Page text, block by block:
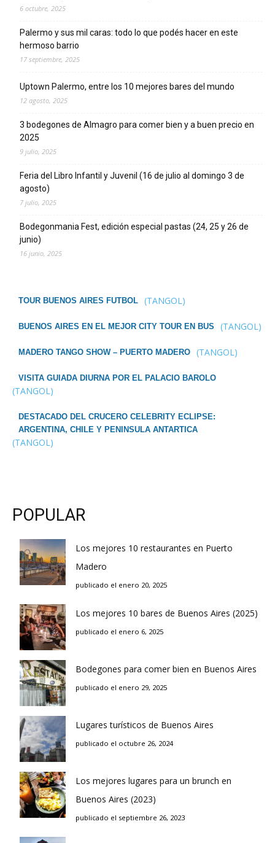
6 octubre, 2025
Palermo y sus mil caras: todo lo que podés hacer en este
hermoso barrio
17 septiembre, 2025
Uptown Palermo, entre los 10 mejores bares del mundo
12 agosto, 2025
3 bodegones de Almagro para comer bien y a buen precio en
2025
9 julio, 2025
Feria del Libro Infantil y Juvenil (16 de julio al domingo 3 de
agosto)
7 julio, 2025
Bodegonmania Fest, edición especial pastas (24, 25 y 26 de
junio)
16 junio, 2025
TOUR BUENOS AIRES FUTBOL (TANGOL)
BUENOS AIRES EN EL MEJOR CITY TOUR EN BUS (TANGOL)
MADERO TANGO SHOW – PUERTO MADERO (TANGOL)
VISITA GUIADA DIURNA POR EL PALACIO BAROLO
(TANGOL)
DESTACADO DEL CRUCERO CELEBRITY ECLIPSE:
ARGENTINA, CHILE Y PENINSULA ANTARTICA
(TANGOL)
POPULAR
Los mejores 10 restaurantes en Puerto
Madero
publicado el enero 20, 2025
Los mejores 10 bares de Buenos Aires (2025)
publicado el enero 6, 2025
Bodegones para comer bien en Buenos Aires
publicado el enero 29, 2025
Lugares turísticos de Buenos Aires
publicado el octubre 26, 2024
Los mejores lugares para un brunch en
Buenos Aires (2023)
publicado el septiembre 26, 2023